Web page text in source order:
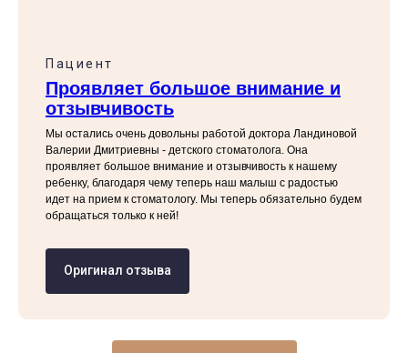
Пациент
Проявляет большое внимание и
отзывчивость
Мы остались очень довольны работой доктора Ландиновой
Валерии Дмитриевны - детского стоматолога. Она
проявляет большое внимание и отзывчивость к нашему
ребенку, благодаря чему теперь наш малыш с радостью
идет на прием к стоматологу. Мы теперь обязательно будем
обращаться только к ней!
Оригинал отзыва